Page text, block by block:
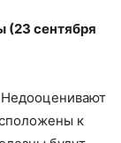
(23 сентября
к